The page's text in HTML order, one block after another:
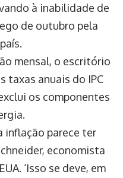
à inabilidade de
de outubro pela
mensal, o escritório
taxas anuais do IPC
os componentes
inflação parece ter
economista
‘Isso se deve, em